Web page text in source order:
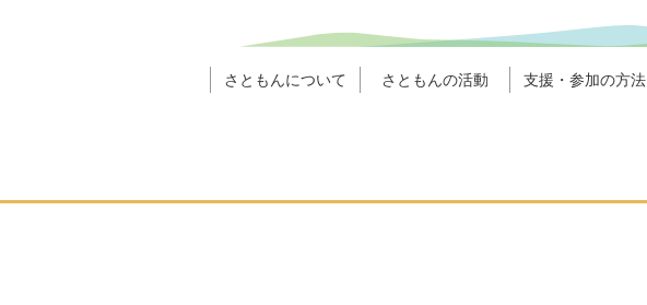
さともんについて さともんの活動 支援・参加の方法